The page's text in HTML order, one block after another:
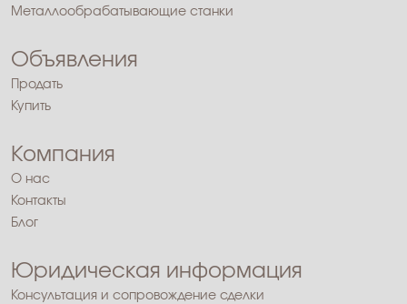
Металлообрабатывающие станки
Объявления
Продать
Купить
Компания
О нас
Контакты
Блог
Юридическая информация
Консультация и сопровождение сделки